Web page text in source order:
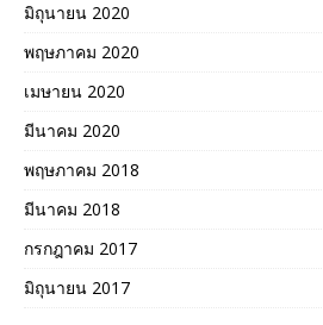
มิถุนายน 2020
พฤษภาคม 2020
เมษายน 2020
มีนาคม 2020
พฤษภาคม 2018
มีนาคม 2018
กรกฎาคม 2017
มิถุนายน 2017